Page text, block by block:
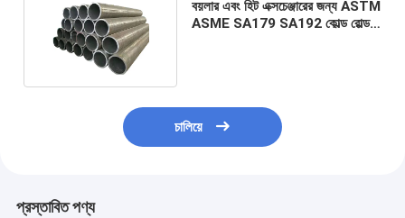
বয়লার এবং হিট এক্সচেঞ্জারের জন্য ASTM
ASME SA179 SA192 কোল্ড রোল্ড
চালিয়ে
প্রস্তাবিত পণ্য